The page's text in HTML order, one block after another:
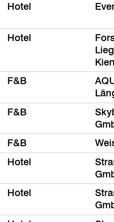
Hotel
Hotel
F&B
F&B
F&B
Hotel
Hotel